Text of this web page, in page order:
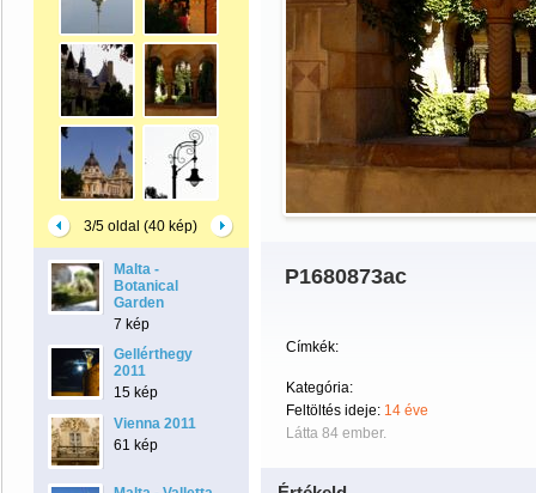
3/5 oldal (40 kép)
Malta -
Botanical
Garden
7 kép
Gellérthegy
2011
15 kép
Vienna 2011
61 kép
P1680873ac
Címkék:
Kategória:
Feltöltés ideje: 14 éve
Látta 84 ember.